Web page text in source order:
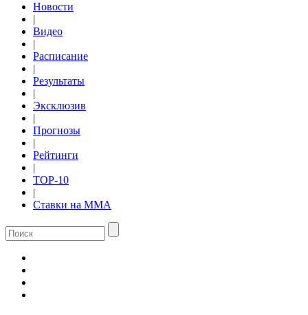
Новости
|
Видео
|
Расписание
|
Результаты
|
Эксклюзив
|
Прогнозы
|
Рейтинги
|
TOP-10
|
Ставки на ММА